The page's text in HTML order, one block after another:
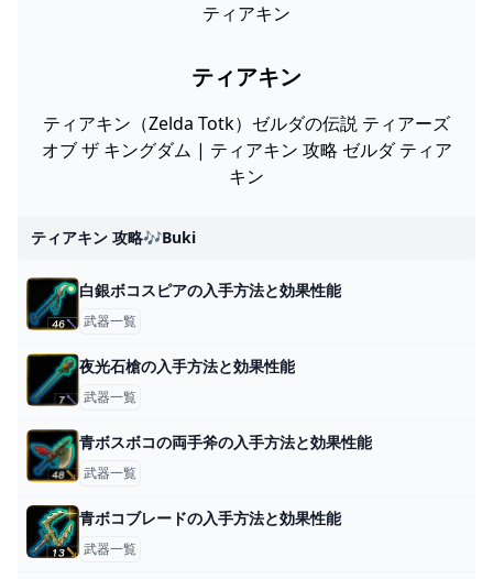
ティアキン
ティアキン
ティアキン（Zelda Totk）ゼルダの伝説 ティアーズ
オブ ザ キングダム | ティアキン 攻略 ゼルダ ティア
キン
ティアキン 攻略🎶buki
白銀ボコスピアの入手方法と効果性能
武器一覧
夜光石槍の入手方法と効果性能
武器一覧
青ボスボコの両手斧の入手方法と効果性能
武器一覧
青ボコブレードの入手方法と効果性能
武器一覧